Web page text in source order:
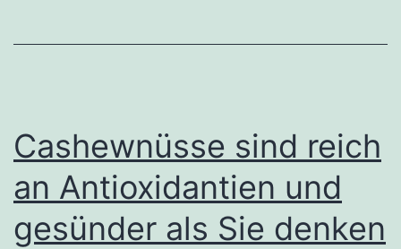
Cashewnüsse sind reich
an Antioxidantien und
gesünder als Sie denken